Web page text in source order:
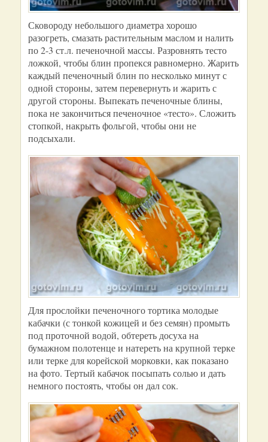
Сковороду небольшого диаметра хорошо
разогреть, смазать растительным маслом и налить
по 2-3 ст.л. печеночной массы. Разровнять тесто
ложкой, чтобы блин пропекся равномерно. Жарить
каждый печеночный блин по несколько минут с
одной стороны, затем перевернуть и жарить с
другой стороны. Выпекать печеночные блины,
пока не закончиться печеночное «тесто». Сложить
стопкой, накрыть фольгой, чтобы они не
подсыхали.
Для прослойки печеночного тортика молодые
кабачки (с тонкой кожицей и без семян) промыть
под проточной водой, обтереть досуха на
бумажном полотенце и натереть на крупной терке
или терке для корейской морковки, как показано
на фото. Тертый кабачок посыпать солью и дать
немного постоять, чтобы он дал сок.